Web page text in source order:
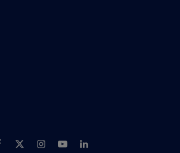
feed nieuws
Facebook
TwitterInstagram
YoutubeLinkedIn